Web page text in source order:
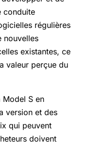
conduite
régulières
nouvelles
existantes, ce
valeur perçue du
Model S en
version et des
qui peuvent
doivent